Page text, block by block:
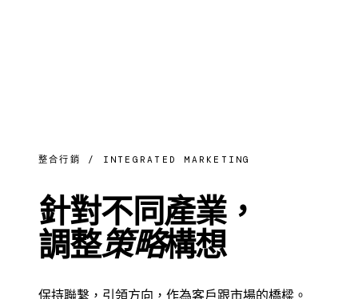
整合行銷 / INTEGRATED MARKETING
針對不同產業，
調整策略構想
保持聯繫，引領方向，作為客戶跟市場的橋樑。